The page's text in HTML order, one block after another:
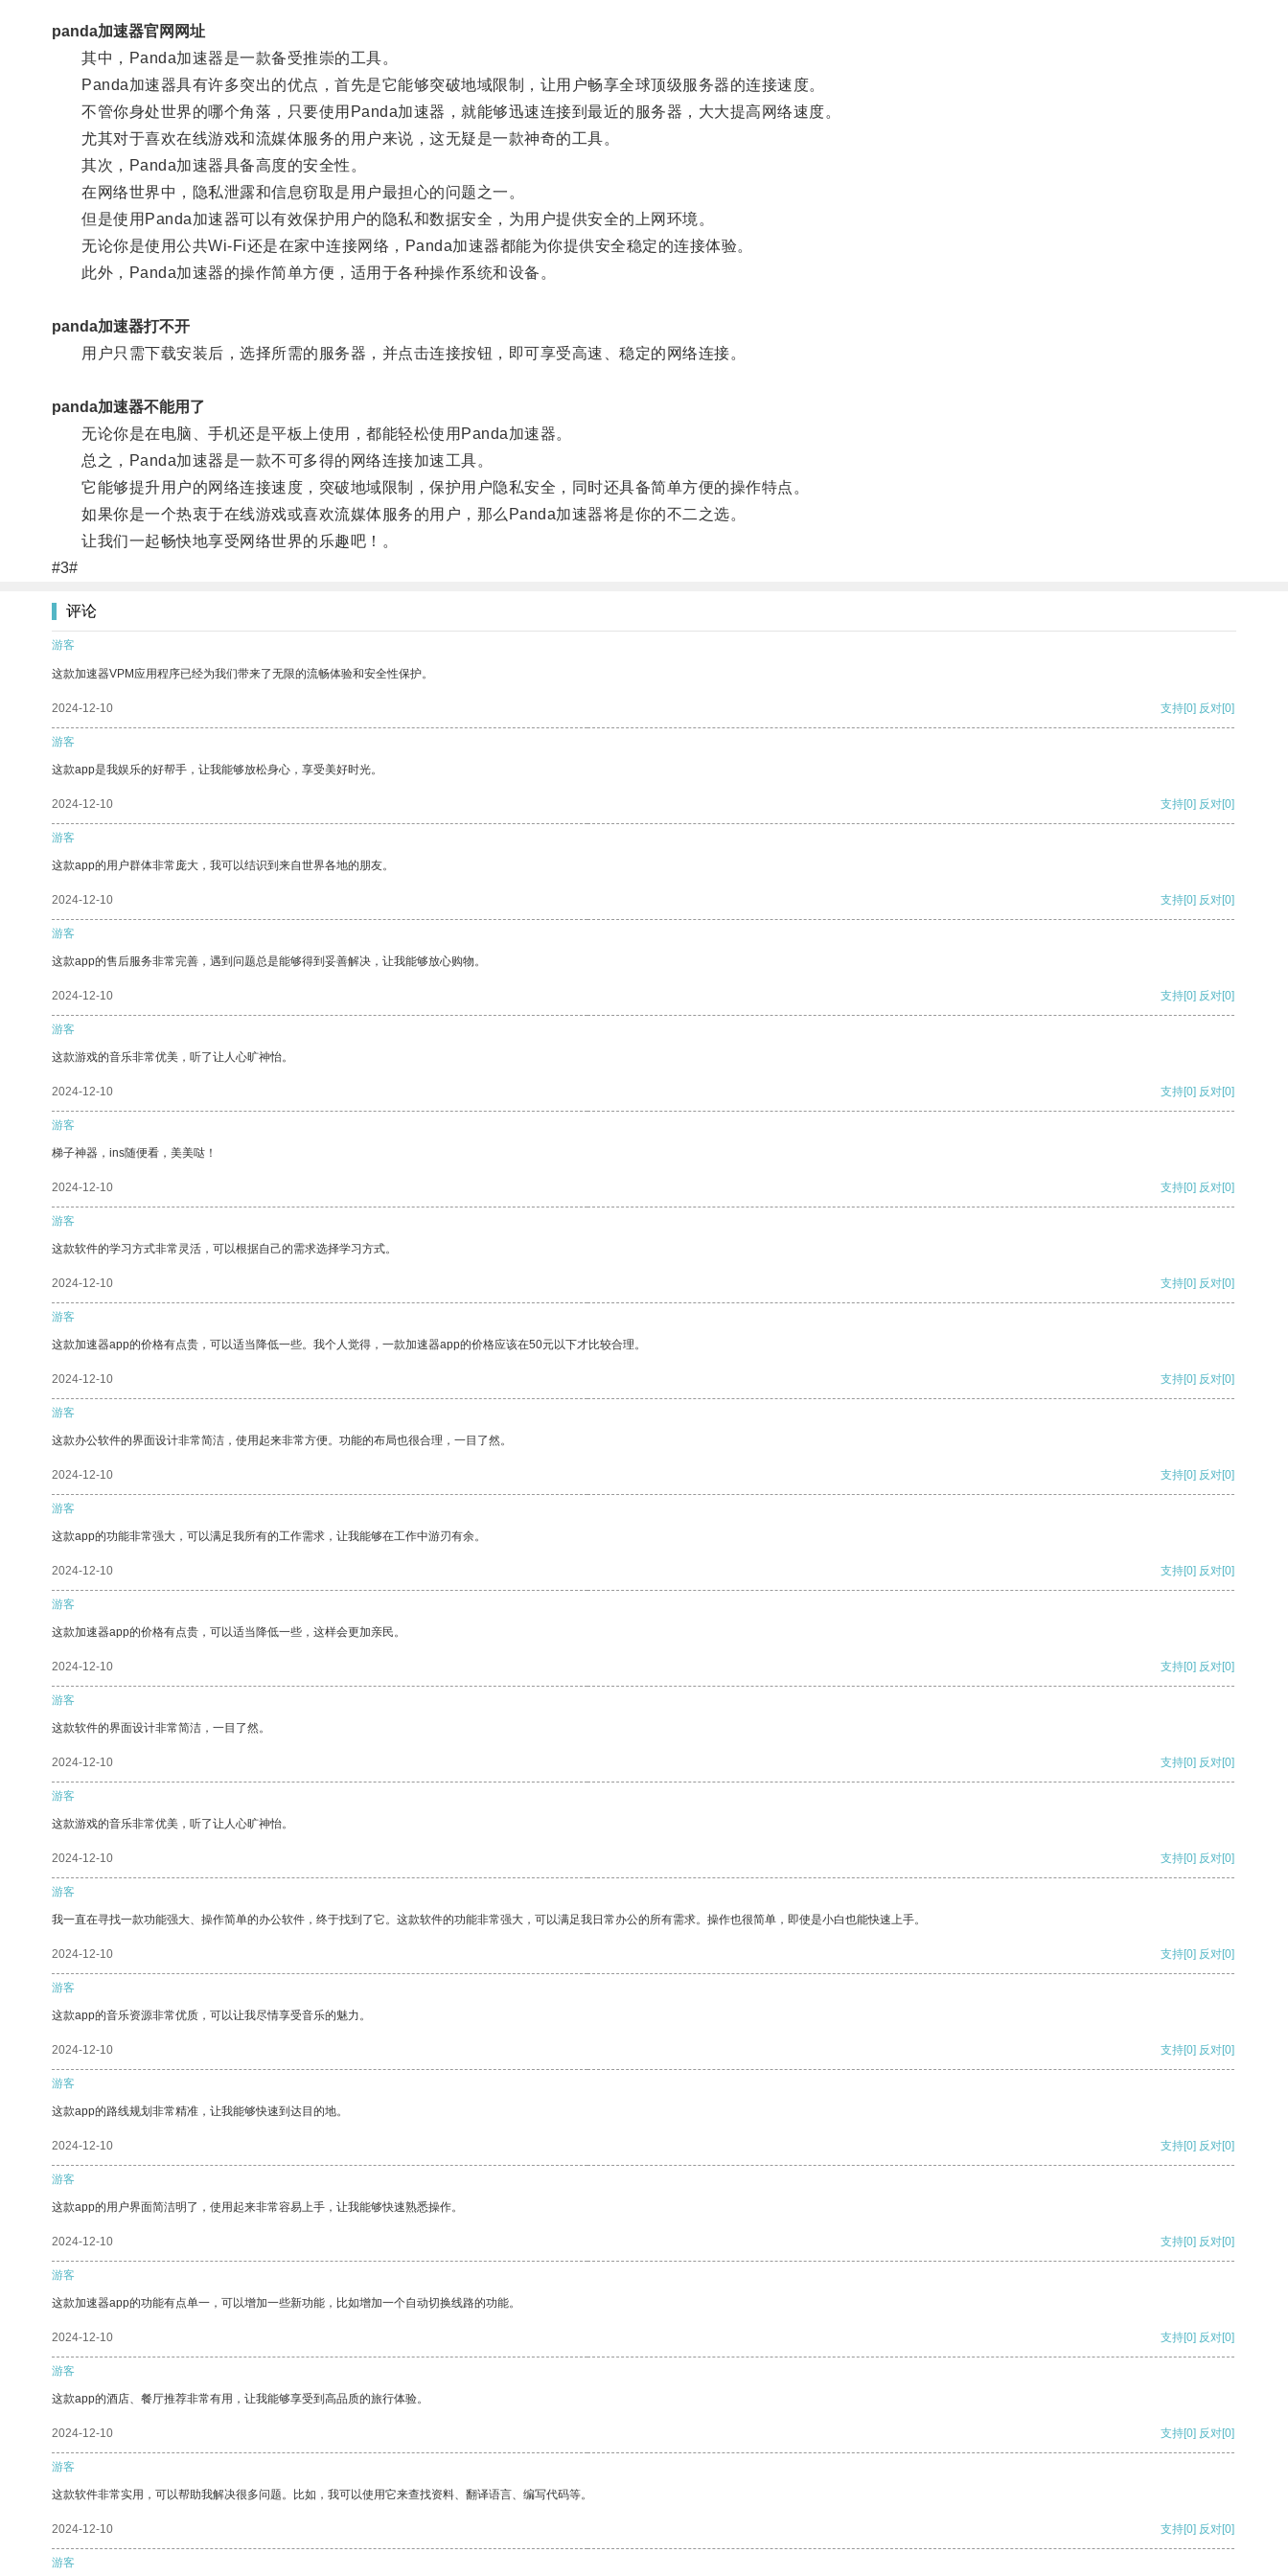
panda加速器官网网址
其中，Panda加速器是一款备受推崇的工具。
Panda加速器具有许多突出的优点，首先是它能够突破地域限制，让用户畅享全球顶级服务器的连接速度。
不管你身处世界的哪个角落，只要使用Panda加速器，就能够迅速连接到最近的服务器，大大提高网络速度。
尤其对于喜欢在线游戏和流媒体服务的用户来说，这无疑是一款神奇的工具。
其次，Panda加速器具备高度的安全性。
在网络世界中，隐私泄露和信息窃取是用户最担心的问题之一。
但是使用Panda加速器可以有效保护用户的隐私和数据安全，为用户提供安全的上网环境。
无论你是使用公共Wi-Fi还是在家中连接网络，Panda加速器都能为你提供安全稳定的连接体验。
此外，Panda加速器的操作简单方便，适用于各种操作系统和设备。
panda加速器打不开
用户只需下载安装后，选择所需的服务器，并点击连接按钮，即可享受高速、稳定的网络连接。
panda加速器不能用了
无论你是在电脑、手机还是平板上使用，都能轻松使用Panda加速器。
总之，Panda加速器是一款不可多得的网络连接加速工具。
它能够提升用户的网络连接速度，突破地域限制，保护用户隐私安全，同时还具备简单方便的操作特点。
如果你是一个热衷于在线游戏或喜欢流媒体服务的用户，那么Panda加速器将是你的不二之选。
让我们一起畅快地享受网络世界的乐趣吧！。
#3#
评论
游客
这款加速器VPM应用程序已经为我们带来了无限的流畅体验和安全性保护。
2024-12-10 支持[0] 反对[0]
游客
这款app是我娱乐的好帮手，让我能够放松身心，享受美好时光。
2024-12-10 支持[0] 反对[0]
游客
这款app的用户群体非常庞大，我可以结识到来自世界各地的朋友。
2024-12-10 支持[0] 反对[0]
游客
这款app的售后服务非常完善，遇到问题总是能够得到妥善解决，让我能够放心购物。
2024-12-10 支持[0] 反对[0]
游客
这款游戏的音乐非常优美，听了让人心旷神怡。
2024-12-10 支持[0] 反对[0]
游客
梯子神器，ins随便看，美美哒！
2024-12-10 支持[0] 反对[0]
游客
这款软件的学习方式非常灵活，可以根据自己的需求选择学习方式。
2024-12-10 支持[0] 反对[0]
游客
这款加速器app的价格有点贵，可以适当降低一些。我个人觉得，一款加速器app的价格应该在50元以下才比较合理。
2024-12-10 支持[0] 反对[0]
游客
这款办公软件的界面设计非常简洁，使用起来非常方便。功能的布局也很合理，一目了然。
2024-12-10 支持[0] 反对[0]
游客
这款app的功能非常强大，可以满足我所有的工作需求，让我能够在工作中游刃有余。
2024-12-10 支持[0] 反对[0]
游客
这款加速器app的价格有点贵，可以适当降低一些，这样会更加亲民。
2024-12-10 支持[0] 反对[0]
游客
这款软件的界面设计非常简洁，一目了然。
2024-12-10 支持[0] 反对[0]
游客
这款游戏的音乐非常优美，听了让人心旷神怡。
2024-12-10 支持[0] 反对[0]
游客
我一直在寻找一款功能强大、操作简单的办公软件，终于找到了它。这款软件的功能非常强大，可以满足我日常办公的所有需求。操作也很简单，即使是小白也能快速上手。
2024-12-10 支持[0] 反对[0]
游客
这款app的音乐资源非常优质，可以让我尽情享受音乐的魅力。
2024-12-10 支持[0] 反对[0]
游客
这款app的路线规划非常精准，让我能够快速到达目的地。
2024-12-10 支持[0] 反对[0]
游客
这款app的用户界面简洁明了，使用起来非常容易上手，让我能够快速熟悉操作。
2024-12-10 支持[0] 反对[0]
游客
这款加速器app的功能有点单一，可以增加一些新功能，比如增加一个自动切换线路的功能。
2024-12-10 支持[0] 反对[0]
游客
这款app的酒店、餐厅推荐非常有用，让我能够享受到高品质的旅行体验。
2024-12-10 支持[0] 反对[0]
游客
这款软件非常实用，可以帮助我解决很多问题。比如，我可以使用它来查找资料、翻译语言、编写代码等。
2024-12-10 支持[0] 反对[0]
游客